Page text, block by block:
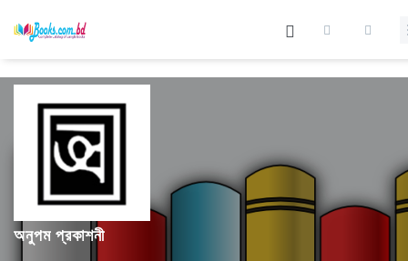
অনুপম প্রকাশনী